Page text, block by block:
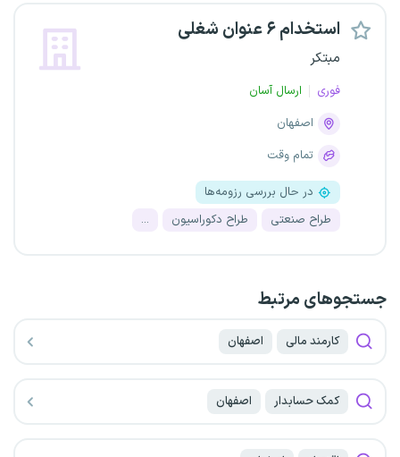
استخدام ۶ عنوان شغلی
مبتکر
فوری
ارسال آسان
اصفهان
تمام وقت
در حال بررسی رزومه‌ها
طراح صنعتی
طراح دکوراسیون ...
جستجو‌های مرتبط
کارمند مالی اصفهان
کمک حسابدار اصفهان